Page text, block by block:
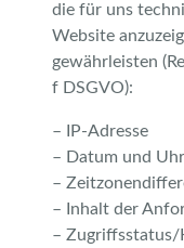
die für uns
Website
gewährleisten
f DSGVO):
– IP-Adresse
– Datum und
–
– Inhalt der
– Zugriffsstatus/